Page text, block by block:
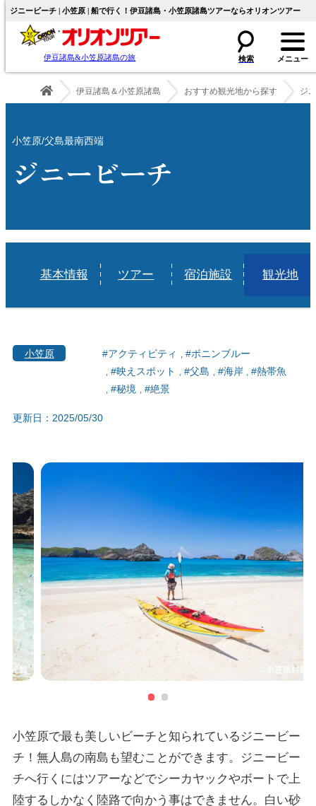
ジニービーチ | 小笠原 | 船で行く！伊豆諸島・小笠原諸島ツアーならオリオンツアー
伊豆諸島&小笠原諸島の旅
伊豆諸島＆小笠原諸島 おすすめ観光地から探す ジ
小笠原/父島最南西端
ジニービーチ
基本情報 ツアー 宿泊施設 観光地
小笠原 #アクティビティ
#ボニンブルー
#映えスポット
#父島 #海岸
#熱帯魚
#秘境
#絶景
更新日：2025/05/30
小笠原で最も美しいビーチと知られているジニービー
チ！無人島の南島も望むことができます。ジニービー
チへ行くにはツアーなどでシーカヤックやボートで上
陸するしかなく陸路で向かう事はできません。白い砂